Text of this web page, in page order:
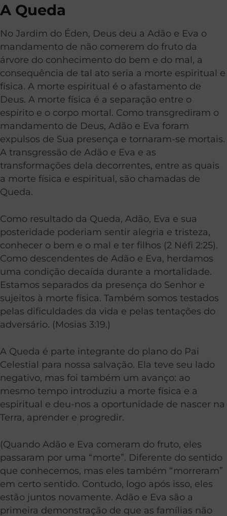
A Queda
No Jardim do Éden, Deus deu a Adão e Eva o
mandamento de não comerem do fruto da
árvore do conhecimento do bem e do mal, a
consequência de tal ato seria a morte espiritual e
física. A morte espiritual é o afastamento de
Deus. A morte física é a separação entre o
espírito e o corpo mortal. Como transgrediram o
mandamento de Deus, Adão e Eva foram
expulsos de Sua presença e tornaram-se mortais.
A transgressão de Adão e Eva e as
transformações dela decorrentes, entre as quais
a morte física e espiritual, são chamadas de
Queda.
Como resultado da Queda, Adão, Eva e sua
posteridade poderiam sentir alegria e tristeza,
conhecer o bem e o mal e ter filhos (2 Néfi 2:25).
Como descendentes de Adão e Eva, herdamos
uma condição decaída durante a mortalidade.
Estamos separados da presença do Senhor e
sujeitos à morte física. Também somos testados
pelas dificuldades da vida e pelas tentações do
adversário. (Mosias 3:19.)
A Queda é parte integrante do plano do Pai
Celestial para nossa salvação. Ela teve seu lado
negativo, mas foi também um avanço: ao
mesmo tempo introduziu a morte física e a
espiritual e deu-nos a oportunidade de nascer na
Terra, aprender e progredir.
(Quando Adão e Eva comeram do fruto, eles
passaram por uma “morte”. Diferente do sentido
que conhecemos, mas eles também “morreram”
em certo sentido. Contudo, logo após isso, eles
estão juntos novamente. Adão e Eva são a
primeira demonstração de que as famílias não